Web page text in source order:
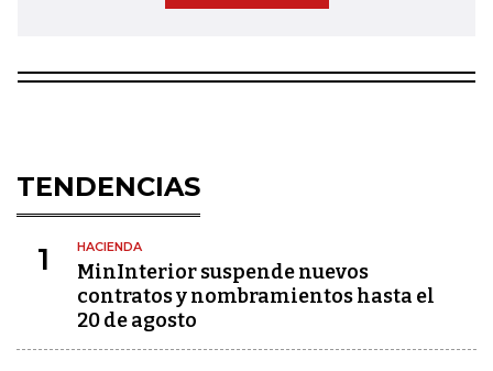
TENDENCIAS
1 HACIENDA
MinInterior suspende nuevos
contratos y nombramientos hasta el
20 de agosto